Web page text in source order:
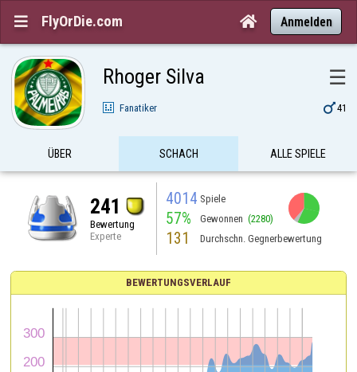
 FlyOrDie.com  Anmelden
Rhoger Silva ☰
Fanatiker 41
ÜBER SCHACH ALLE SPIELE
241
Bewertung
Experte
4014 Spiele
57% Gewonnen (2280)
131 Durchschn. Gegnerbewertung
BEWERTUNGSVERLAUF